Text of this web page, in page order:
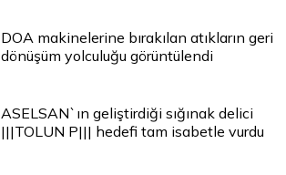
DOA makinelerine bırakılan atıkların geri
dönüşüm yolculuğu görüntülendi
ASELSAN`ın geliştirdiği sığınak delici
|||TOLUN P||| hedefi tam isabetle vurdu